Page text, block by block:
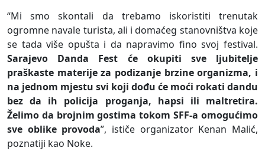
“Mi smo skontali da trebamo iskoristiti trenutak
ogromne navale turista, ali i domaćeg stanovništva koje
se tada više opušta i da napravimo fino svoj festival.
Sarajevo Danda Fest će okupiti sve ljubitelje
praškaste materije za podizanje brzine organizma, i
na jednom mjestu svi koji dođu će moći rokati dandu
bez da ih policija proganja, hapsi ili maltretira.
Želimo da brojnim gostima tokom SFF-a omogućimo
sve oblike provoda”, ističe organizator Kenan Malić,
poznatiji kao Noke.